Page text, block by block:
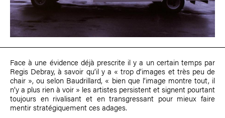
Face à une évidence déjà prescrite il y a un certain temps par
Regis Debray, à savoir qu’il y a « trop d’images et très peu de
chair », ou selon Baudrillard, « bien que l’image montre tout, il
n’y a plus rien à voir » les artistes persistent et signent pourtant
toujours en rivalisant et en transgressant pour mieux faire
mentir stratégiquement ces adages.